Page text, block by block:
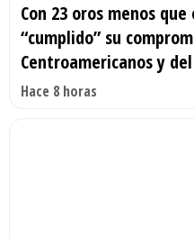
Con 23 oros menos
“cumplido” su
Centroamericanos y
Hace 8 horas